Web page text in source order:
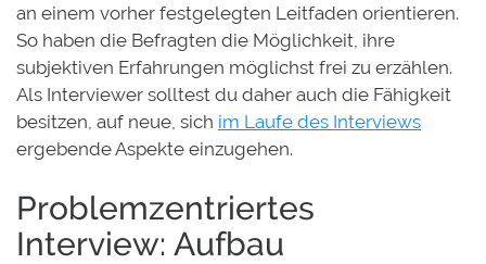
an einem vorher festgelegten Leitfaden orientieren.
So haben die Befragten die Möglichkeit, ihre
subjektiven Erfahrungen möglichst frei zu erzählen.
Als Interviewer solltest du daher auch die Fähigkeit
besitzen, auf neue, sich im Laufe des Interviews
ergebende Aspekte einzugehen.
Problemzentriertes
Interview: Aufbau